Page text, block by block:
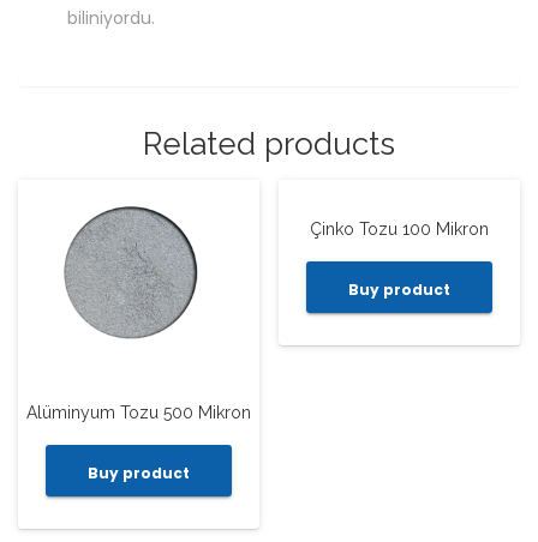
biliniyordu.
Related products
Alüminyum Tozu 500 Mikron
Buy product
Çinko Tozu 100 Mikron
Buy product